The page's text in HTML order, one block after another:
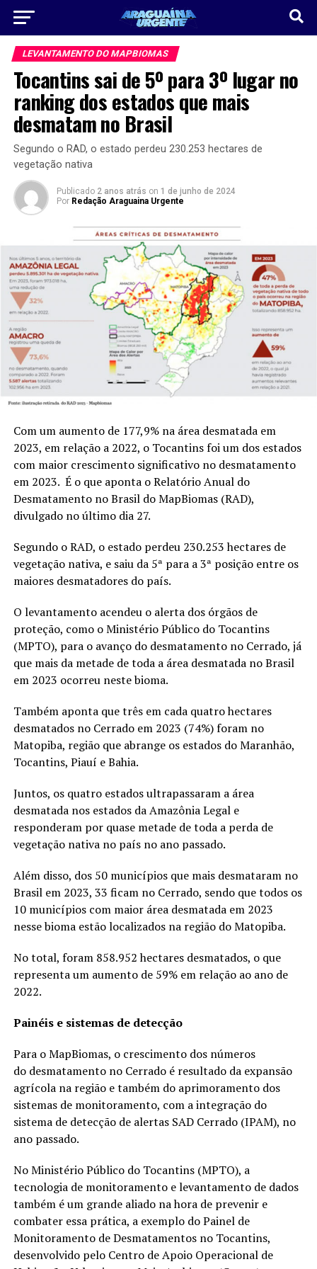
LEVANTAMENTO DO MAPBIOMAS
Tocantins sai de 5º para 3º lugar no
ranking dos estados que mais
desmatam no Brasil
Segundo o RAD, o estado perdeu 230.253 hectares de
vegetação nativa
Publicado 2 anos atrás on 1 de junho de 2024
Por Redação Araguaina Urgente
Com um aumento de 177,9% na área desmatada em
2023, em relação a 2022, o Tocantins foi um dos estados
com maior crescimento significativo no desmatamento
em 2023. É o que aponta o Relatório Anual do
Desmatamento no Brasil do MapBiomas (RAD),
divulgado no último dia 27.
Segundo o RAD, o estado perdeu 230.253 hectares de
vegetação nativa, e saiu da 5ª para a 3ª posição entre os
maiores desmatadores do país.
O levantamento acendeu o alerta dos órgãos de
proteção, como o Ministério Público do Tocantins
(MPTO), para o avanço do desmatamento no Cerrado, já
que mais da metade de toda a área desmatada no Brasil
em 2023 ocorreu neste bioma.
Também aponta que três em cada quatro hectares
desmatados no Cerrado em 2023 (74%) foram no
Matopiba, região que abrange os estados do Maranhão,
Tocantins, Piauí e Bahia.
Juntos, os quatro estados ultrapassaram a área
desmatada nos estados da Amazônia Legal e
responderam por quase metade de toda a perda de
vegetação nativa no país no ano passado.
Além disso, dos 50 municípios que mais desmataram no
Brasil em 2023, 33 ficam no Cerrado, sendo que todos os
10 municípios com maior área desmatada em 2023
nesse bioma estão localizados na região do Matopiba.
No total, foram 858.952 hectares desmatados, o que
representa um aumento de 59% em relação ao ano de
2022.
Painéis e sistemas de detecção
Para o MapBiomas, o crescimento dos números
do desmatamento no Cerrado é resultado da expansão
agrícola na região e também do aprimoramento dos
sistemas de monitoramento, com a integração do
sistema de detecção de alertas SAD Cerrado (IPAM), no
ano passado.
No Ministério Público do Tocantins (MPTO), a
tecnologia de monitoramento e levantamento de dados
também é um grande aliado na hora de prevenir e
combater essa prática, a exemplo do Painel de
Monitoramento de Desmatamentos no Tocantins,
desenvolvido pelo Centro de Apoio Operacional de